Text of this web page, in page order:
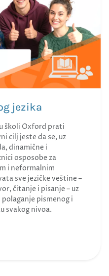
jezika
školi Oxford prati
cilj jeste da se, uz
dinamične i
osposobe za
i neformalnim
sve jezičke veštine –
čitanje i pisanje – uz
pismenog i
svakog nivoa.